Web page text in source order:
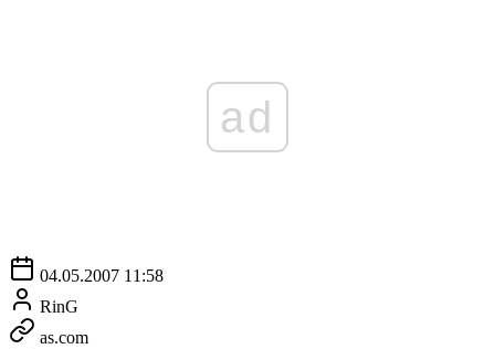
ad
04.05.2007 11:58
RinG
as.com